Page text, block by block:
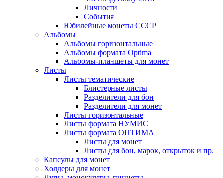
Личности
События
Юбилейные монеты СССР
Альбомы
Альбомы горизонтальные
Альбомы формата Optima
Альбомы-планшеты для монет
Листы
Листы тематические
Блистерные листы
Разделители для бон
Разделители для монет
Листы горизонтальные
Листы формата НУМИС
Листы формата ОПТИМА
Листы для монет
Листы для бон, марок, открыток и пр.
Капсулы для монет
Холдеры для монет